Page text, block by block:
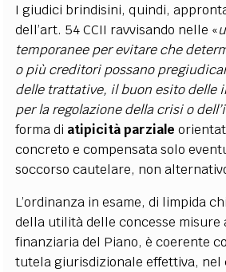
I giudici brindisini, quindi,
dell’art. 54 CCII ravvisando nelle «
temporanee per evitare che
o più creditori possano
delle trattative, il buon esito delle
per la regolazione della crisi o
forma di atipicità parziale
concreto e compensata solo
soccorso cautelare, non
L’ordinanza in esame, di limpida
della utilità delle concesse
finanziaria del Piano, è coerente
tutela giurisdizionale effettiva, nel